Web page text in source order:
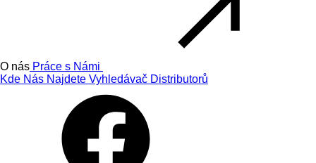
O nás Práce s Námi
Kde Nás Najdete Vyhledávač Distributorů